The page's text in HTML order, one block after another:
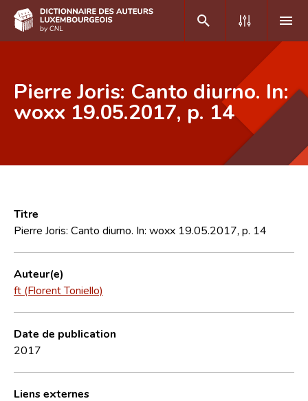
DE FR
Foire aux questions
CNL
Équipe scientifique
Contact
Pierre Joris: Canto diurno. In:
woxx 19.05.2017, p. 14
Titre
Pierre Joris: Canto diurno. In: woxx 19.05.2017, p. 14
Auteur(e)
ft (Florent Toniello)
Date de publication
2017
Liens externes